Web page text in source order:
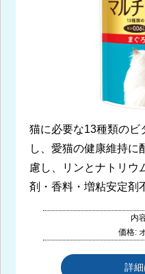
猫に必要な13種類のビ
し、愛猫の健康維持に
慮し、リンとナトリウ
剤・香料・増粘安定剤
内
価格:
詳